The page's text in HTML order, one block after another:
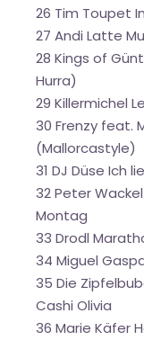
26 Tim Toupet
27 Andi Latte
28 Kings of
Hurra)
29 Killermichel
30 Frenzy feat.
(Mallorcastyle)
31 DJ Düse Ich
32 Peter
Montag
33 Drodl
34 Miguel
35 Die
Cashi Olivia
36 Marie Käfer